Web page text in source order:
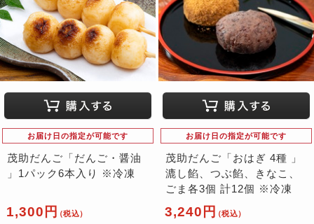
お届け日の指定が可能です
茂助だんご「だんご・醤油
」1パック6本入り ※冷凍
1,300円 （税込）
お届け日の指定が可能です
茂助だんご「おはぎ 4種 」
漉し餡、つぶ餡、きなこ、
ごま各3個 計12個 ※冷凍
3,240円 （税込）